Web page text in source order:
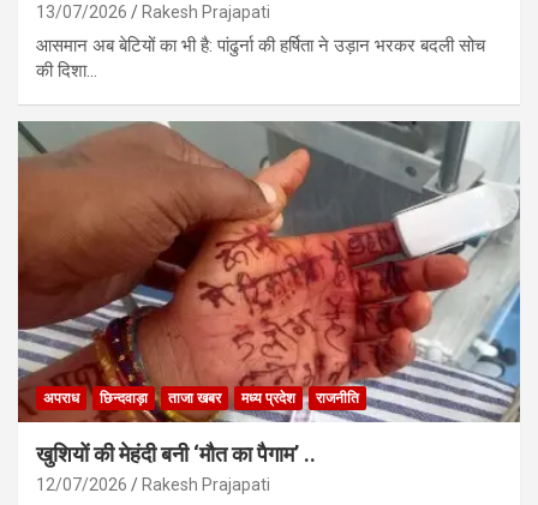
13/07/2026 Rakesh Prajapati
आसमान अब बेटियों का भी है: पांढुर्ना की हर्षिता ने उड़ान भरकर बदली सोच
की दिशा…
अपराध छिन्दवाड़ा ताजा खबर मध्य प्रदेश राजनीति
खुशियों की मेहंदी बनी ‘मौत का पैगाम’ ..
12/07/2026 Rakesh Prajapati